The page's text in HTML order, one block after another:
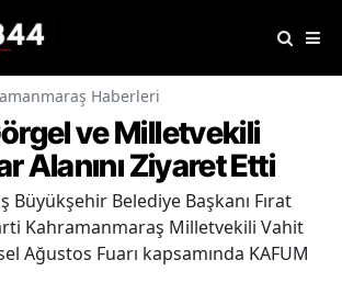
Haberleri
ve Milletvekili
Alanını Ziyaret Etti
Büyükşehir Belediye Başkanı Fırat
Kahramanmaraş Milletvekili Vahit
Ağustos Fuarı kapsamında KAFUM